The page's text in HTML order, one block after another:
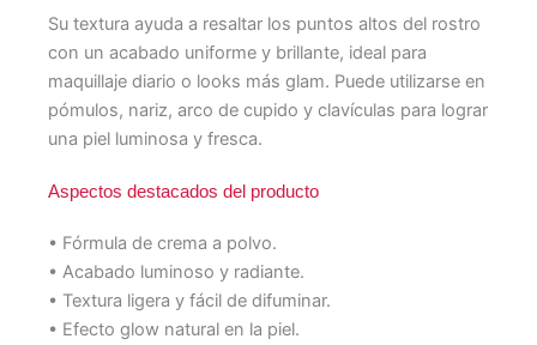
Su textura ayuda a resaltar los puntos altos del rostro
con un acabado uniforme y brillante, ideal para
maquillaje diario o looks más glam. Puede utilizarse en
pómulos, nariz, arco de cupido y clavículas para lograr
una piel luminosa y fresca.
Aspectos destacados del producto
• Fórmula de crema a polvo.
• Acabado luminoso y radiante.
• Textura ligera y fácil de difuminar.
• Efecto glow natural en la piel.